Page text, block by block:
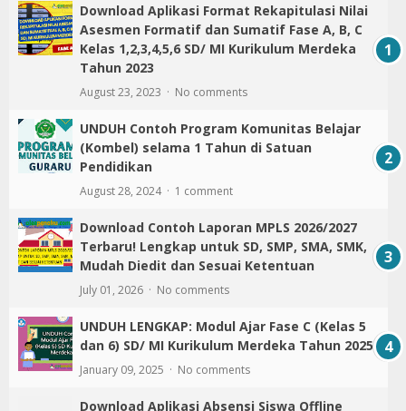
Download Aplikasi Format Rekapitulasi Nilai
Asesmen Formatif dan Sumatif Fase A, B, C
Kelas 1,2,3,4,5,6 SD/ MI Kurikulum Merdeka
Tahun 2023
August 23, 2023 No comments
UNDUH Contoh Program Komunitas Belajar
(Kombel) selama 1 Tahun di Satuan
Pendidikan
August 28, 2024 1 comment
Download Contoh Laporan MPLS 2026/2027
Terbaru! Lengkap untuk SD, SMP, SMA, SMK,
Mudah Diedit dan Sesuai Ketentuan
July 01, 2026 No comments
UNDUH LENGKAP: Modul Ajar Fase C (Kelas 5
dan 6) SD/ MI Kurikulum Merdeka Tahun 2025
January 09, 2025 No comments
Download Aplikasi Absensi Siswa Offline